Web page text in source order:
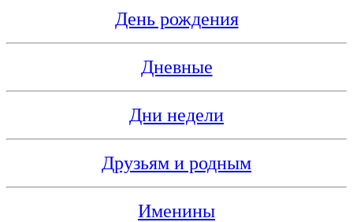
День рождения
Дневные
Дни недели
Друзьям и родным
Именины